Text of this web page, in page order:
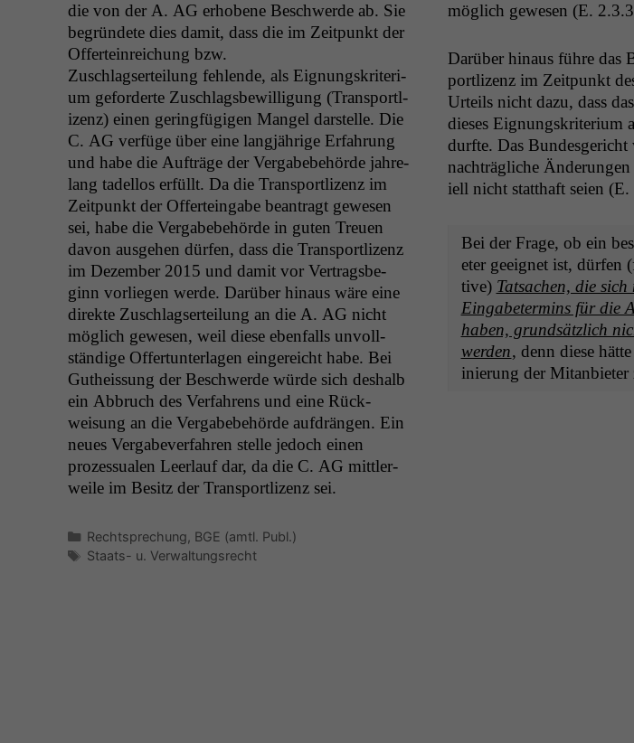
die von der A. AG erhobene Beschw­erde ab. Sie
begrün­dete dies damit, dass die im Zeit­punkt der
Offer­tein­re­ichung bzw.
Zuschlagserteilung fehlende, als Eig­nungskri­teri­
um geforderte Zuschlags­be­wil­li­gung (Trans­portl­
izenz) einen ger­ingfügi­gen Man­gel darstelle. Die
C. AG ver­füge über eine langjährige Erfahrung
und habe die Aufträge der Ver­gabebe­hörde jahre­
lang tadel­los erfüllt. Da die Trans­portl­izenz im
Zeit­punkt der Offer­teingabe beantragt gewe­sen
sei, habe die Ver­gabebe­hörde in guten Treuen
davon aus­ge­hen dür­fen, dass die Trans­portl­izenz
im Dezem­ber 2015 und damit vor Ver­trags­be­
ginn vor­liegen werde. Darüber hin­aus wäre eine
direk­te Zuschlagserteilung an die A. AG nicht
möglich gewe­sen, weil diese eben­falls unvoll­
ständi­ge Offer­tun­ter­la­gen ein­gere­icht habe. Bei
Gutheis­sung der Beschw­erde würde sich deshalb
ein Abbruch des Ver­fahrens und eine Rück­
weisung an die Ver­gabebe­hörde auf­drän­gen. Ein
neues Ver­gabev­er­fahren stelle jedoch einen
prozes­sualen Leer­lauf dar, da die C. AG mit­tler­
weile im Besitz der Trans­portl­izenz sei.
möglich gewe­sen (E.
Darüber hin­aus führe das
portl­izenz im Zeit­punkt
Urteils nicht dazu, dass
dieses Eig­nungskri­teri­um
durfte. Das Bun­des­gericht
nachträgliche
iell nicht statthaft seien
Bei der Frage, ob ein
eter geeignet ist, dür­fen
tive) Tat­sachen, die
Einga­beter­mins für die
haben, grund­sät­zlich
wer­den, denn diese
inierung der Mitan­bi­eter
Kategorien
Rechtsprechung, BGE (amtl. Publ.)
Schlagwörter
Staats- u. Verwaltungsrecht